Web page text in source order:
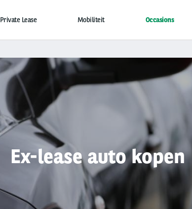
Private Lease Mobiliteit Occasions
Ex-lease auto kopen